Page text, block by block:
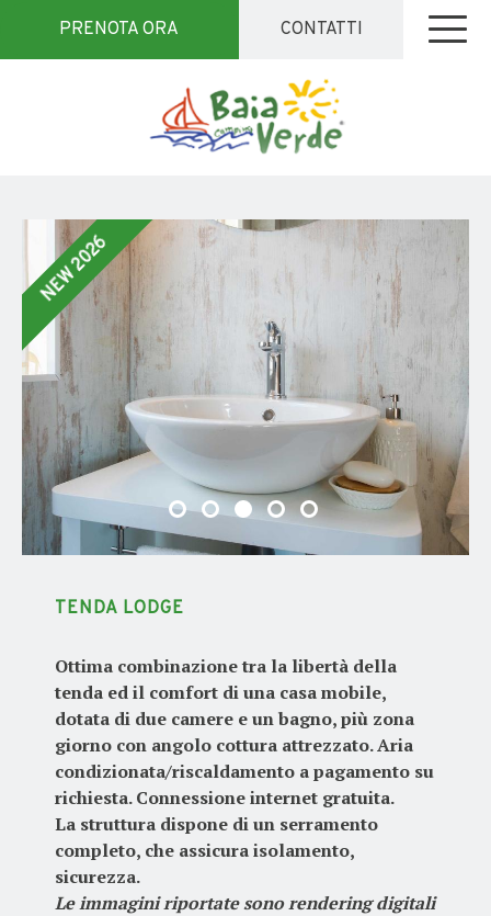
PRENOTA ORA CONTATTI
TENDA LODGE
Ottima combinazione tra la libertà della
tenda ed il comfort di una casa mobile,
dotata di due camere e un bagno, più zona
giorno con angolo cottura attrezzato. Aria
condizionata/riscaldamento a pagamento su
richiesta. Connessione internet gratuita.
La struttura dispone di un serramento
completo, che assicura isolamento,
sicurezza.
Le immagini riportate sono rendering digitali